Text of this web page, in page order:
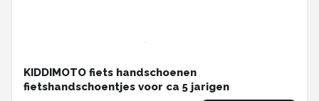
KIDDIMOTO fiets handschoenen
fietshandschoentjes voor ca 5 jarigen